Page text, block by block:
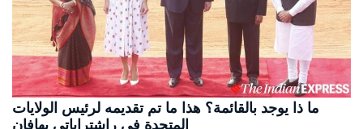
ما ذا يوجد بالقائمة؟ هذا ما تم تقديمه لرئيس الولايات
المتحدة في راشتراباتي بهافان